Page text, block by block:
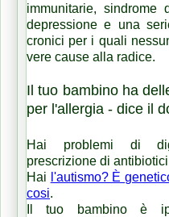
immunitarie, sindrome
depressione e una
cronici per i quali
vere cause alla radice.
Il tuo bambino ha
per l'allergia - dice il
Hai problemi di
prescrizione di
Hai l'autismo? È
cosi.
Il tuo bambino è